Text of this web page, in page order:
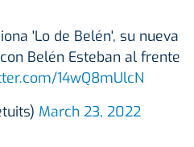
'Lo de Belén', su nueva
Belén Esteban al frente
14wQ8mUlcN
March 23, 2022